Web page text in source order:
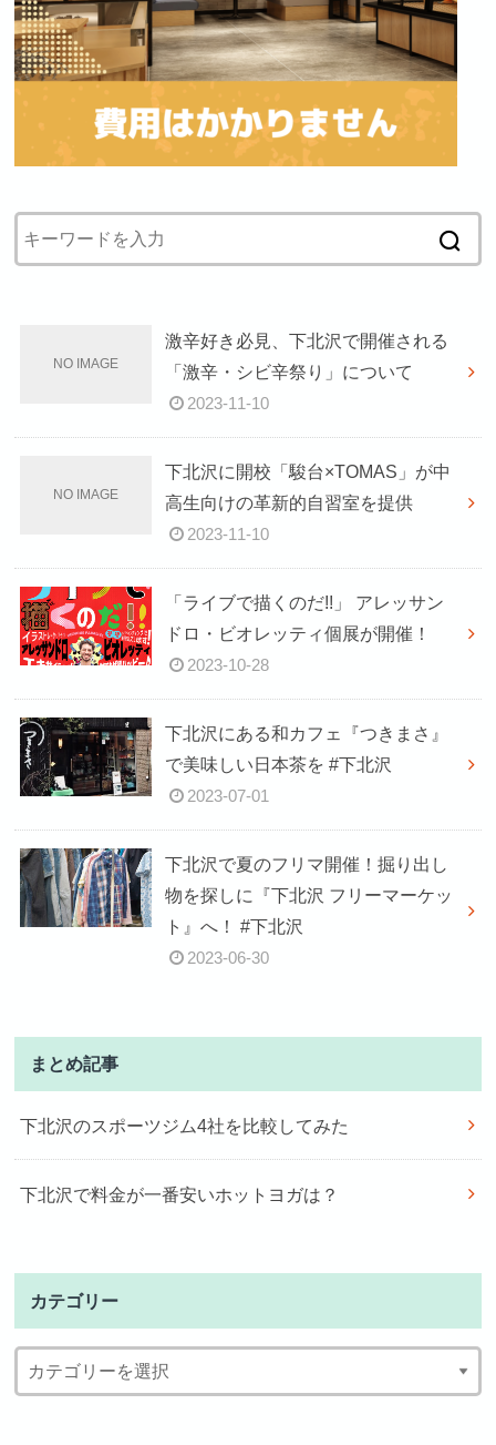
激辛好き必見、下北沢で開催される
「激辛・シビ辛祭り」について
2023-11-10
下北沢に開校「駿台×TOMAS」が中
高生向けの革新的自習室を提供
2023-11-10
「ライブで描くのだ!!」 アレッサン
ドロ・ビオレッティ個展が開催！
2023-10-28
下北沢にある和カフェ『つきまさ』
で美味しい日本茶を #下北沢
2023-07-01
下北沢で夏のフリマ開催！掘り出し
物を探しに『下北沢 フリーマーケッ
ト』へ！ #下北沢
2023-06-30
まとめ記事
下北沢のスポーツジム4社を比較してみた
下北沢で料金が一番安いホットヨガは？
カテゴリー